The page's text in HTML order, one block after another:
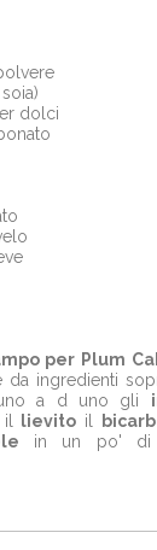
dolci
per Plum
ingredienti
uno a d uno gli
il lievito il
in un po' di